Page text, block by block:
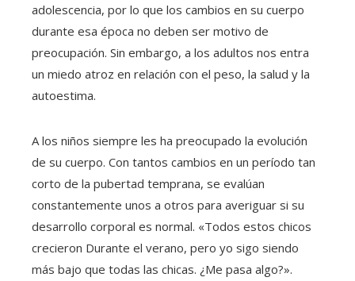
adolescencia, por lo que los cambios en su cuerpo
durante esa época no deben ser motivo de
preocupación. Sin embargo, a los adultos nos entra
un miedo atroz en relación con el peso, la salud y la
autoestima.
A los niños siempre les ha preocupado la evolución
de su cuerpo. Con tantos cambios en un período tan
corto de la pubertad temprana, se evalúan
constantemente unos a otros para averiguar si su
desarrollo corporal es normal. «Todos estos chicos
crecieron Durante el verano, pero yo sigo siendo
más bajo que todas las chicas. ¿Me pasa algo?».